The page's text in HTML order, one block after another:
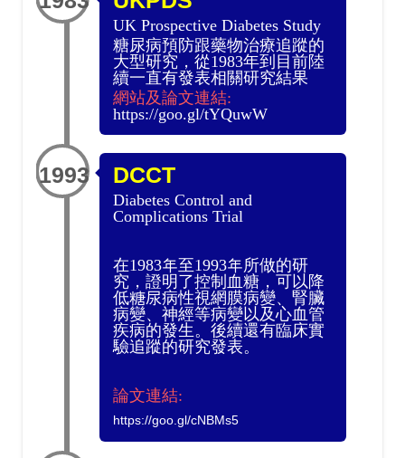
UK Prospective Diabetes Study
糖尿病預防跟藥物治療追蹤的
大型研究，從1983年到目前陸
續一直有發表相關研究結果
網站及論文連結:
https://goo.gl/tYQuwW
1993 DCCT
Diabetes Control and
Complications Trial
在1983年至1993年所做的研
究，證明了控制血糖，可以降
低糖尿病性視網膜病變、腎臟
病變、神經等病變以及心血管
疾病的發生。後續還有臨床實
驗追蹤的研究發表。
論文連結:
https://goo.gl/cNBMs5